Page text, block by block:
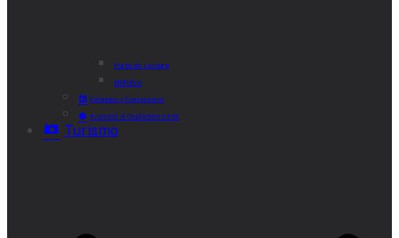
Punto de Lectura
Bibliobús
Velatorio y Cementerio
Atención al Ciudadano CAM
Turismo